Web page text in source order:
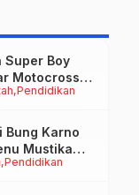
Pendidikan
Super Boy
Motocross
Pendidikan
Bung Karno
Mustika